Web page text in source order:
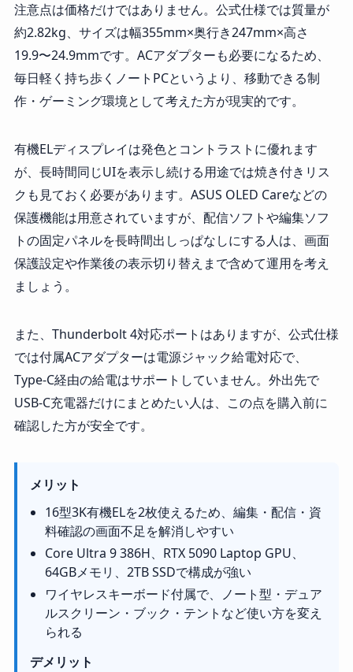
注意点は価格だけではありません。公式仕様では質量が
約2.82kg、サイズは幅355mm×奥行き247mm×高さ
19.9〜24.9mmです。ACアダプターも必要になるため、
毎日軽く持ち歩くノートPCというより、移動できる制
作・ゲーミング環境として考えた方が現実的です。
有機ELディスプレイは発色とコントラストに優れます
が、長時間同じUIを表示し続ける用途では焼き付きリス
クも見ておく必要があります。ASUS OLED Careなどの
保護機能は用意されていますが、配信ソフトや編集ソフ
トの固定パネルを長時間出しっぱなしにする人は、画面
保護設定や作業後の表示切り替えまで含めて運用を考え
ましょう。
また、Thunderbolt 4対応ポートはありますが、公式仕様
では付属ACアダプターは電源ジャック給電対応で、
Type-C経由の給電はサポートしていません。外出先で
USB-C充電器だけにまとめたい人は、この点を購入前に
確認した方が安全です。
メリット
16型3K有機ELを2枚使えるため、編集・配信・資
料確認の画面不足を解消しやすい
Core Ultra 9 386H、RTX 5090 Laptop GPU、
64GBメモリ、2TB SSDで構成が強い
ワイヤレスキーボード付属で、ノート型・デュア
ルスクリーン・ブック・テントなど使い方を変え
られる
デメリット